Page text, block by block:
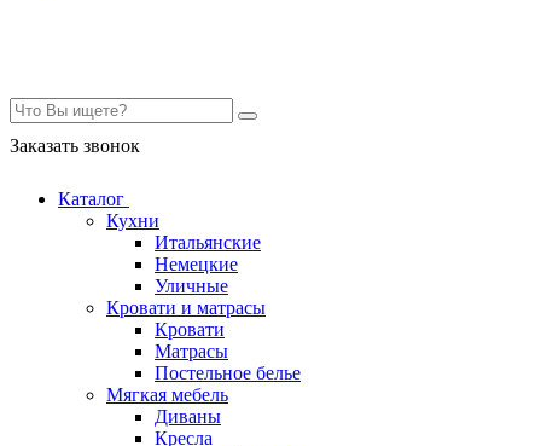
Заказать звонок
Каталог
Кухни
Итальянские
Немецкие
Уличные
Кровати и матрасы
Кровати
Матрасы
Постельное белье
Мягкая мебель
Диваны
Кресла